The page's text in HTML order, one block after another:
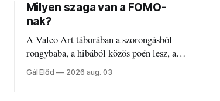
Milyen szaga van a FOMO-
nak?
A Valeo Art táborában a szorongásból
rongybaba, a hibából közös poén lesz, a
régi diákszínjátszók pedig újra és újra
visszatalálnak egymáshoz.
Gál Előd 2026 aug. 03